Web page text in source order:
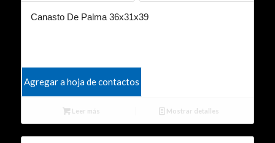
Canasto De Palma 36x31x39
Agregar a hoja de contactos
Leer más Mostrar detalles